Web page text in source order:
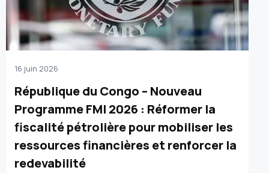
16 juin 2026
République du Congo – Nouveau
Programme FMI 2026 : Réformer la
fiscalité pétrolière pour mobiliser les
ressources financières et renforcer la
redevabilité